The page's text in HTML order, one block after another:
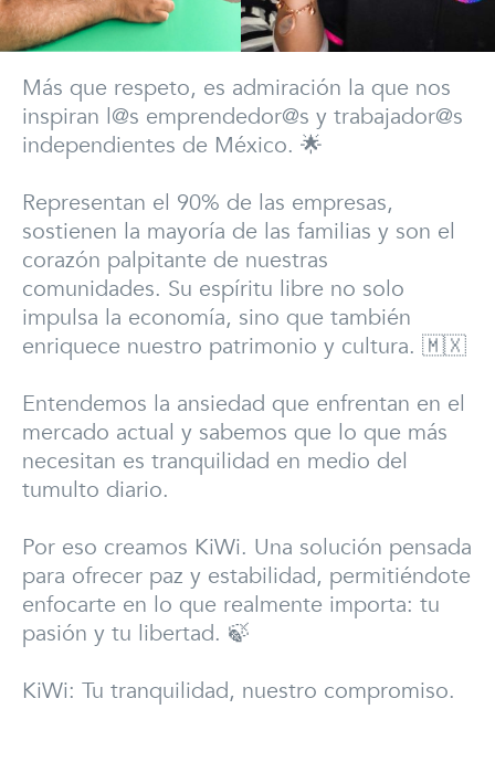
Más que respeto, es admiración la que nos
inspiran l@s emprendedor@s y trabajador@s
independientes de México. 🌟
Representan el 90% de las empresas,
sostienen la mayoría de las familias y son el
corazón palpitante de nuestras
comunidades. Su espíritu libre no solo
impulsa la economía, sino que también
enriquece nuestro patrimonio y cultura. 🇲🇽
Entendemos la ansiedad que enfrentan en el
mercado actual y sabemos que lo que más
necesitan es tranquilidad en medio del
tumulto diario.
Por eso creamos KiWi. Una solución pensada
para ofrecer paz y estabilidad, permitiéndote
enfocarte en lo que realmente importa: tu
pasión y tu libertad. 🍃
KiWi: Tu tranquilidad, nuestro compromiso.